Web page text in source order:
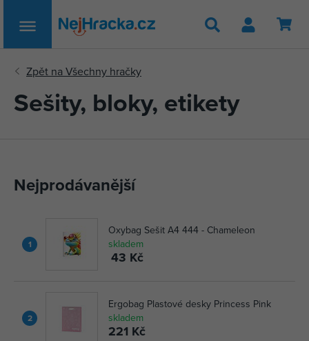
Hledat
Sešity, bloky, etikety
Nejprodávanější
1
Oxybag Sešit A4 444 - Chameleon
skladem
43 Kč
2
Ergobag Plastové desky Princess Pink
skladem
221 Kč